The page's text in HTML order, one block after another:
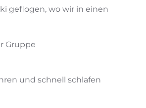
geflogen, wo wir in einen
Gruppe
und schnell schlafen